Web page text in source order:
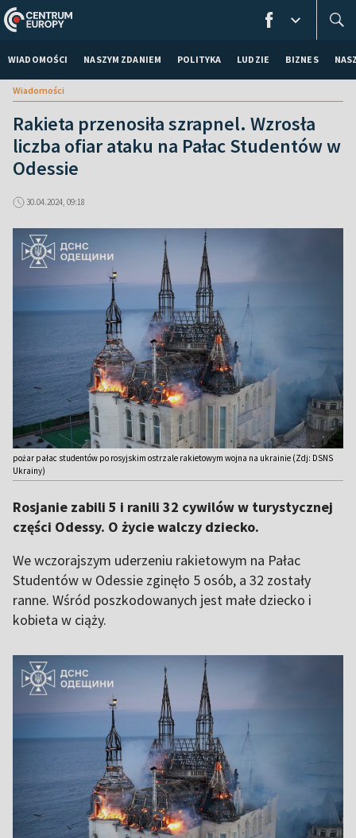
WIADOMOŚCI NASZYM ZDANIEM POLITYKA LUDZIE BIZNES
Wiadomości
Rakieta przenosiła szrapnel. Wzrosła
liczba ofiar ataku na Pałac Studentów w
Odessie
30.04.2024, 09:18
pożar pałac studentów po rosyjskim ostrzale rakietowym wojna na ukrainie (Zdj: DSNS
Ukrainy)
Rosjanie zabili 5 i ranili 32 cywilów w turystycznej
części Odessy. O życie walczy dziecko.
We wczorajszym uderzeniu rakietowym na Pałac
Studentów w Odessie zginęło 5 osób, a 32 zostały
ranne. Wśród poszkodowanych jest małe dziecko i
kobieta w ciąży.